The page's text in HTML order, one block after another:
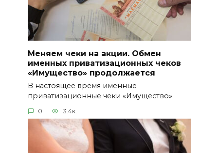
Меняем чеки на акции. Обмен
именных приватизационных чеков
«Имущество» продолжается
В настоящее время именные
приватизационные чеки «Имущество»
0 3.4к.